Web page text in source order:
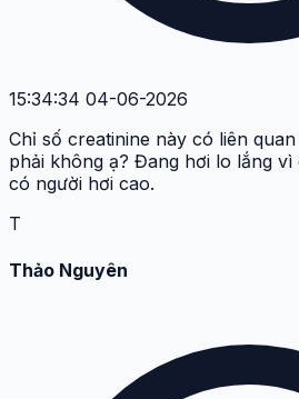
15:34:34 04-06-2026
Chỉ số creatinine này có liên
phải không ạ? Đang hơi lo lắng
có người hơi cao.
T
Thảo Nguyên